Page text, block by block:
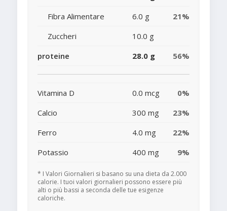
Fibra Alimentare
6.0 g
21%
Zuccheri
10.0 g
proteine
28.0 g 56%
Vitamina D 0.0 mcg
0%
Calcio
300 mg
23%
Ferro
4.0 mg
22%
Potassio
400 mg 9%
* I Valori Giornalieri si basano su una dieta da 2.000
calorie. I tuoi valori giornalieri possono essere più
alti o più bassi a seconda delle tue esigenze
caloriche.